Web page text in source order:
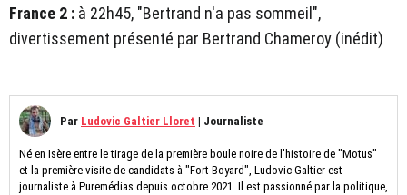
France 2 : à 22h45, "Bertrand n'a pas sommeil",
divertissement présenté par Bertrand Chameroy (inédit)
Par Ludovic Galtier Lloret | Journaliste
Né en Isère entre le tirage de la première boule noire de l'histoire de "Motus"
et la première visite de candidats à "Fort Boyard", Ludovic Galtier est
journaliste à Puremédias depuis octobre 2021. Il est passionné par la politique,